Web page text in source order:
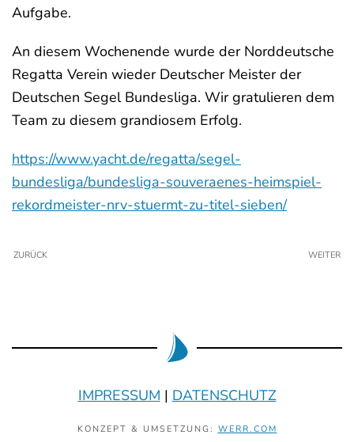
Aufgabe.
An diesem Wochenende wurde der Norddeutsche
Regatta Verein wieder Deutscher Meister der
Deutschen Segel Bundesliga. Wir gratulieren dem
Team zu diesem grandiosem Erfolg.
https://www.yacht.de/regatta/segel-
bundesliga/bundesliga-souveraenes-heimspiel-
rekordmeister-nrv-stuermt-zu-titel-sieben/
ZURÜCK WEITER
IMPRESSUM | DATENSCHUTZ
KONZEPT & UMSETZUNG: WERR.COM